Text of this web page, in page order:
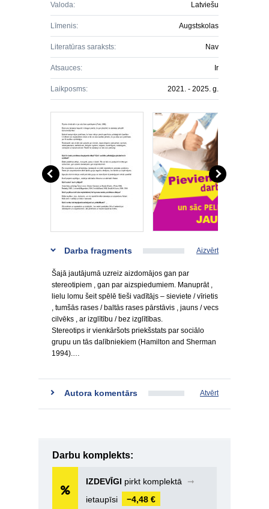
Valoda: Latviešu
Līmenis: Augstskolas
Literatūras saraksts: Nav
Atsauces: Ir
Laikposms: 2021. - 2025. g.
Darba fragments Aizvērt
Šajā jautājumā uzreiz aizdomājos gan par
stereotipiem , gan par aizspiedumiem. Manuprāt ,
lielu lomu šeit spēlē tieši vadītājs – sieviete / vīrietis
, tumšās rases / baltās rases pārstāvis , jauns / vecs
cilvēks , ar izglītību / bez izglītības.
Stereotips ir vienkāršots priekšstats par sociālo
grupu un tās dalībniekiem (Hamilton and Sherman
1994).…
Autora komentārs Atvērt
Darbu komplekts:
IZDEVĪGI pirkt komplektā
➞
ietaupīsi
−4,48 €